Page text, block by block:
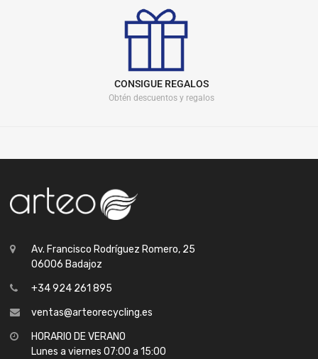
CONSIGUE REGALOS
Obtén descuentos y regalos
Av. Francisco Rodríguez Romero, 25
06006 Badajoz
+34 924 261 895
ventas@arteorecycling.es
HORARIO DE VERANO
Lunes a viernes 07:00 a 15:00